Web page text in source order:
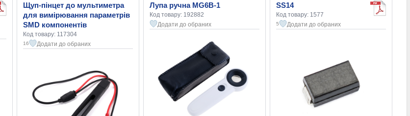
Щуп-пінцет до мультиметра
для вимірювання параметрів
SMD компонентів
Код товару: 117304
16 Додати до обраних
Лупа ручна MG6B-1
Код товару: 192882
Додати до обраних
SS14
Код товару: 1577
5 Додати до обраних